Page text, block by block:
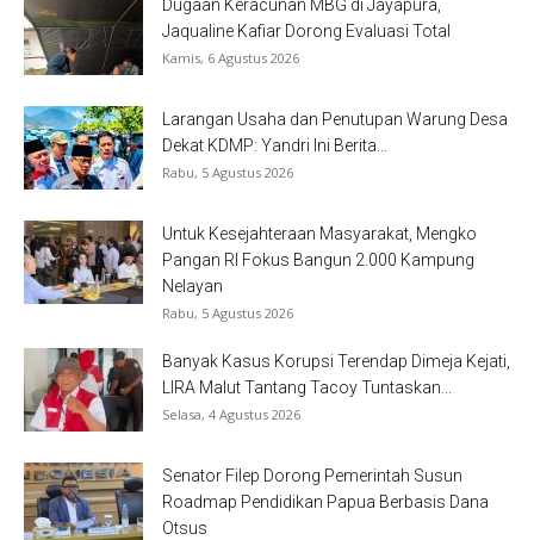
Dugaan Keracunan MBG di Jayapura,
Jaqualine Kafiar Dorong Evaluasi Total
Kamis, 6 Agustus 2026
Larangan Usaha dan Penutupan Warung Desa
Dekat KDMP: Yandri Ini Berita...
Rabu, 5 Agustus 2026
Untuk Kesejahteraan Masyarakat, Mengko
Pangan RI Fokus Bangun 2.000 Kampung
Nelayan
Rabu, 5 Agustus 2026
Banyak Kasus Korupsi Terendap Dimeja Kejati,
LIRA Malut Tantang Tacoy Tuntaskan...
Selasa, 4 Agustus 2026
Senator Filep Dorong Pemerintah Susun
Roadmap Pendidikan Papua Berbasis Dana
Otsus